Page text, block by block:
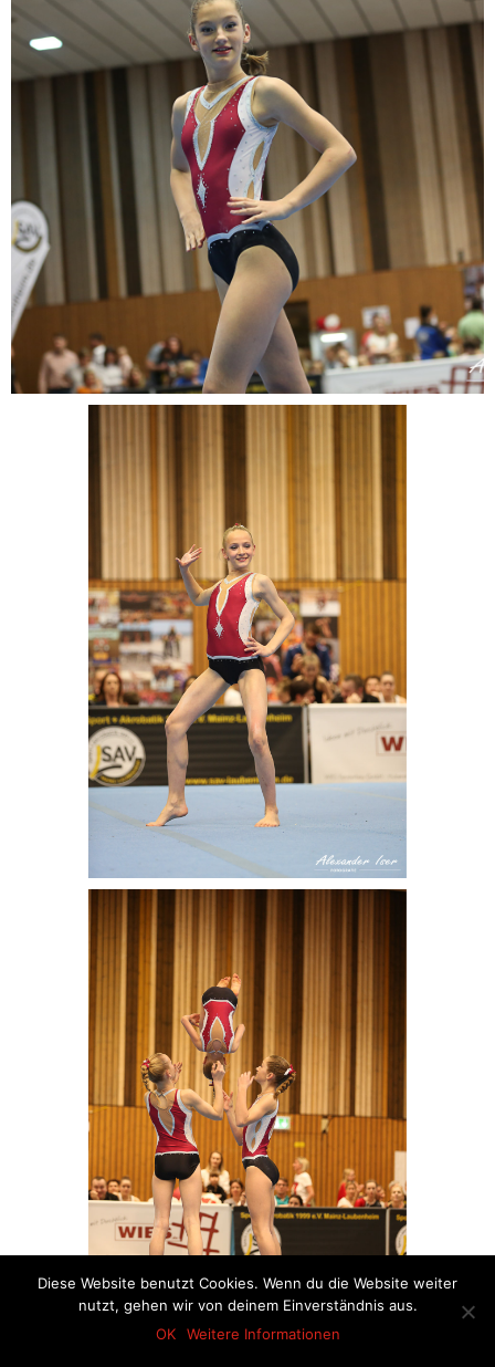
Diese Website benutzt Cookies. Wenn du die Website weiter
nutzt, gehen wir von deinem Einverständnis aus.
OK
Weitere Informationen